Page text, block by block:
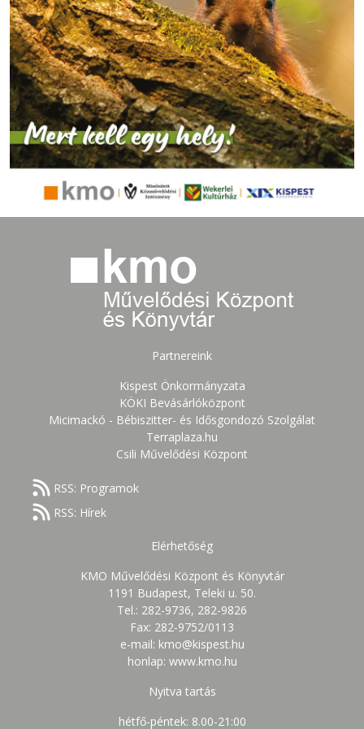
Partnereink
Kispest Önkormányzata
KÖKI Bevásárlóközpont
Micimackó - Bébiszitter- és Idősgondozó Szolgálat
Terraplaza.hu
Csili Művelődési Központ
RSS: Programok
RSS: Hírek
Elérhetőség
KMO Művelődési Központ és Könyvtár
1191 Budapest, Teleki u. 50.
Tel.: 282-9736, 282-9826
Fax: 282-9752/0113
e-mail: kmo@kispest.hu
honlap: www.kmo.hu
Nyitva tartás
hétfő-péntek: 8.00-21:00